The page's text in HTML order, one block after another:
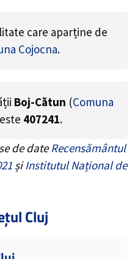
care aparține de
Cojocna.
Boj-Cătun (Comuna
407241.
de dateRecensământul
șiInstitutul Național de
Cluj